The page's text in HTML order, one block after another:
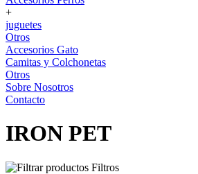
+
juguetes
Otros
Accesorios Gato
Camitas y Colchonetas
Otros
Sobre Nosotros
Contacto
IRON PET
Filtros